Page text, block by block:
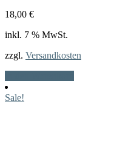
18,00 €
inkl. 7 % MwSt.
zzgl. Versandkosten
Sale!